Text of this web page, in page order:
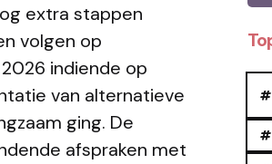
extra stappen
volgen op
indiende op
van alternatieve
ging. De
afspraken met